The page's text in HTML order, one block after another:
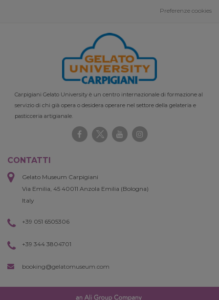
Preferenze cookies
Carpigiani Gelato University è un centro internazionale di formazione al
servizio di chi già opera o desidera operare nel settore della gelateria e
pasticceria artigianale.
CONTATTI
Gelato Museum Carpigiani
Via Emilia, 45 40011 Anzola Emilia (Bologna)
Italy
+39 051 6505306
+39 344 3804701
booking@gelatomuseum.com